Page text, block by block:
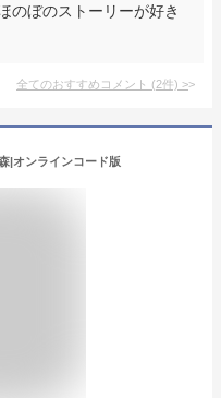
のぼのストーリーが好き
全てのおすすめコメント (2件) >
|オンラインコード版